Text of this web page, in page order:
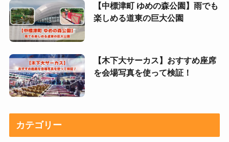
【中標津町 ゆめの森公園】雨でも
楽しめる道東の巨大公園
【木下大サーカス】おすすめ座席
を会場写真を使って検証！
カテゴリー